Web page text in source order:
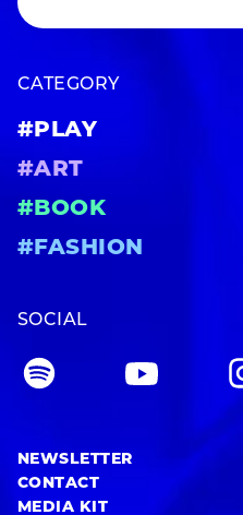
CATEGORY
#PLAY
#ART
#BOOK
#FASHION
SOCIAL
NEWSLETTER
CONTACT
MEDIA KIT